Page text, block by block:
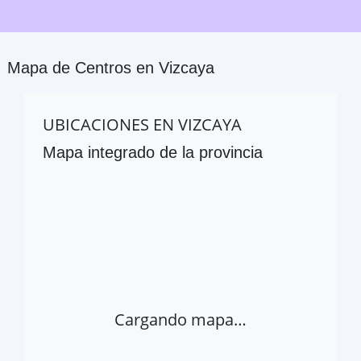
Mapa de Centros en Vizcaya
UBICACIONES EN VIZCAYA
Mapa integrado de la provincia
Cargando mapa…